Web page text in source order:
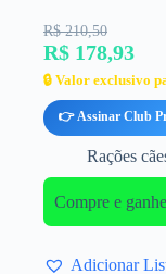
R$ 210,50
R$ 178,93
🔒 Valor exclusivo
👉 Assinar Club
Rações
Compre e
Adicionar